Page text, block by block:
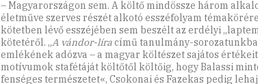
– Magyarországon sem. A költő mindössze három
életműve szerves részét alkotó esszéfolyam
kötetben lévő esszéjében sem beszélt az erdélyi
kötetéről. „A vándor-líracímű tanulmány-
emlékének adózva – a magyar költészet sajátos
motívumok stafétáját költőtől költőig, hogy Balassi
fenséges természetet«, Csokonai és Fazekas pedig